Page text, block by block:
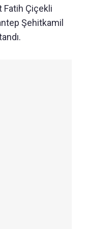
Fatih Çiçekli
Şehitkamil